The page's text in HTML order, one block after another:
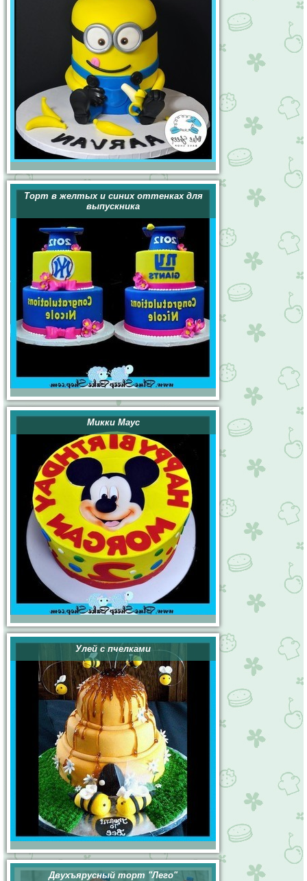
Торт в желтых и синих оттенках для
выпускника
Микки Маус
Улей с пчелками
Двухъярусный торт "Лего"